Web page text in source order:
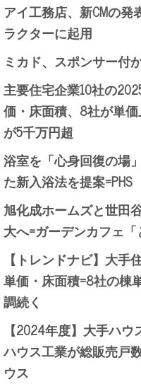
アイ工務店、新CMの
ラクターに起用
ミカド、スポンサー付
主要住宅企業10社の
価・床面積、8社が単
が5千万円超
浴室を「心身回復の場
た新入浴法を提案=PHS
旭化成ホームズと世田
大へ=ガーデンカフェ
【トレンドナビ】大
単価・床面積=8社の棟
調続く
【2024年度】大手ハ
ハウス工業が総販売戸
ウス